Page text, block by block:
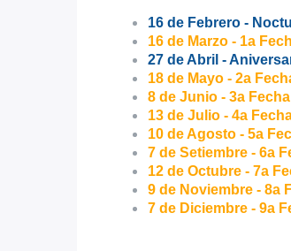
16 de Febrero -
16 de Marzo - 1a
27 de Abril -
18 de Mayo - 2a
8 de Junio - 3a
13 de Julio - 4a
10 de Agosto - 5a
7 de Setiembre - 6a
12 de Octubre - 7a
9 de Noviembre - 8a
7 de Diciembre - 9a